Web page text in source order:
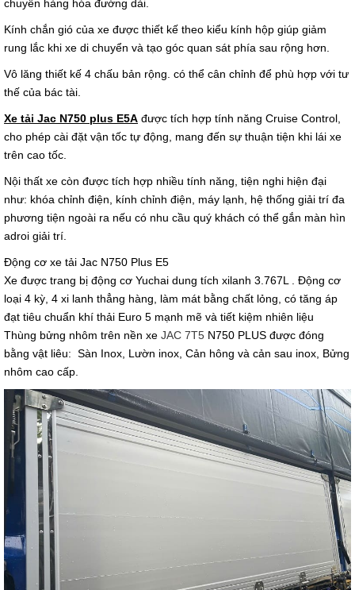
chuyển hàng hóa đường dài.
Kính chắn gió của xe được thiết kế theo kiểu kính hộp giúp giảm
rung lắc khi xe di chuyển và tạo góc quan sát phía sau rộng hơn.
Vô lăng thiết kế 4 chấu bản rộng. có thể cân chỉnh để phù hợp với tư
thế của bác tài.
Xe tải Jac N750 plus E5A được tích hợp tính năng Cruise Control,
cho phép cài đặt vận tốc tự động, mang đến sự thuận tiện khi lái xe
trên cao tốc.
Nội thất xe còn được tích hợp nhiều tính năng, tiện nghi hiện đại
như: khóa chỉnh điện, kính chỉnh điện, máy lạnh, hệ thống giải trí đa
phương tiện ngoài ra nếu có nhu cầu quý khách có thể gắn màn hìn
adroi giải trí.
Động cơ xe tải Jac N750 Plus E5
Xe được trang bị động cơ Yuchai dung tích xilanh 3.767L . Động cơ
loại 4 kỳ, 4 xi lanh thẳng hàng, làm mát bằng chất lỏng, có tăng áp
đạt tiêu chuẩn khí thải Euro 5 mạnh mẽ và tiết kiệm nhiên liệu
Thùng bửng nhôm trên nền xe JAC 7T5 N750 PLUS được đóng
bằng vật liêu: Sàn Inox, Lườn inox, Cản hông và cản sau inox, Bửng
nhôm cao cấp.